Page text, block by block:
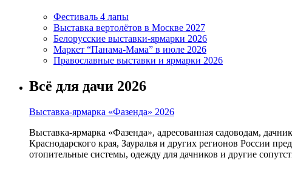
Фестиваль 4 лапы
Выставка вертолётов в Москве 2027
Белорусские выставки-ярмарки 2026
Маркет “Панама-Мама” в июле 2026
Православные выставки и ярмарки 2026
Всё для дачи 2026
Выставка-ярмарка «Фазенда» 2026
Выставка-ярмарка «Фазенда», адресованная садоводам,
Краснодарского края, Зауралья и других регионов России
отопительные системы, одежду для дачников и другие